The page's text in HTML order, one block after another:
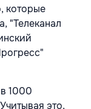
которые
"Телеканал
1000
это,